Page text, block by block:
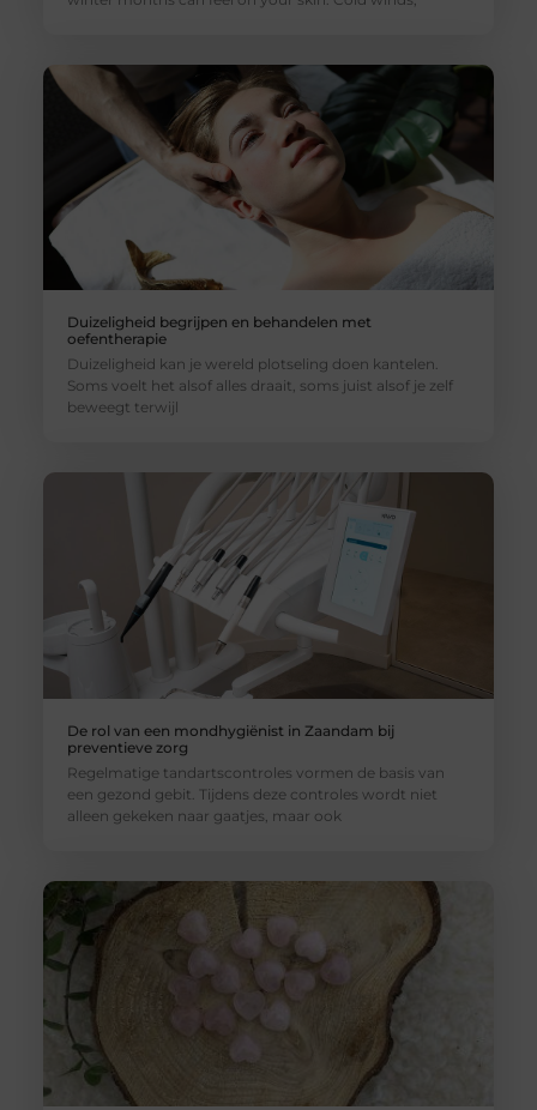
Duizeligheid begrijpen en behandelen met
oefentherapie
Duizeligheid kan je wereld plotseling doen kantelen.
Soms voelt het alsof alles draait, soms juist alsof je zelf
beweegt terwijl
De rol van een mondhygiënist in Zaandam bij
preventieve zorg
Regelmatige tandartscontroles vormen de basis van
een gezond gebit. Tijdens deze controles wordt niet
alleen gekeken naar gaatjes, maar ook